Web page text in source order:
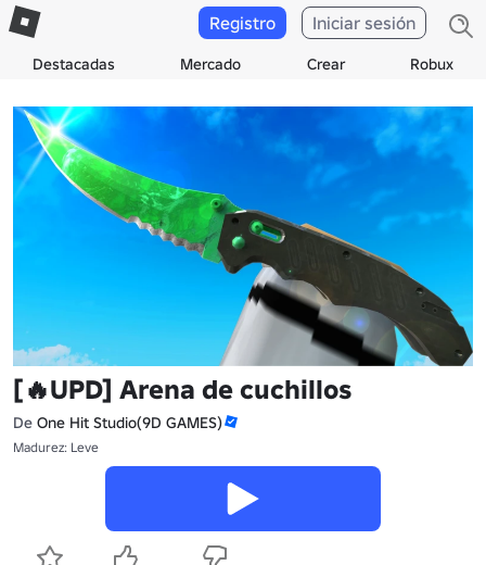
Destacadas Mercado Crear Robux
Registro Iniciar sesión
[🔥UPD] Arena de cuchillos
De One Hit Studio(9D GAMES)
Madurez: Leve